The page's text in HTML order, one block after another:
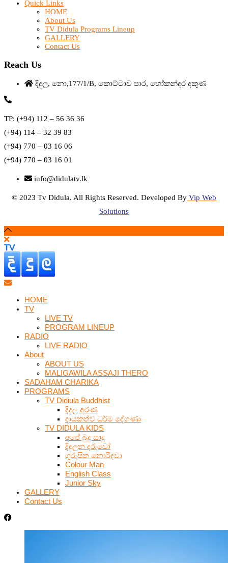
Quick Links
HOME
About Us
TV Didula Programs Lineup
GALLERY
Contact Us
Reach Us
දිදුල, නො,177/1/B, කොට්ටාව පාර, හෝකන්දර දකුණ
TP: (+94) 112 – 56 36 36
(+94) 114 – 32 39 83
(+94) 770 – 03 16 06
(+94) 770 – 03 16 01
info@didulatv.lk
© 2023 Tv Didula. All Rights Reserved. Developed By Vip Web
Solutions
HOME
TV
LIVE TV
PROGRAM LINEUP
RADIO
LIVE RADIO
About
ABOUT US
MALIGAWILA ASSAJI THERO
SADAHAM CHARIKA
PROGRAMS
TV Didiula Buddhist
දිදුල අරණ
දායකත්ව ධර්ම දේශණා
TV DIDULA KIDS
අපේ බුදු සාදු
දිදුලන දරුවෝ
ගුරුසිත නොරිදවා
Colour Man
English Class
Junior Sky
GALLERY
Contact Us